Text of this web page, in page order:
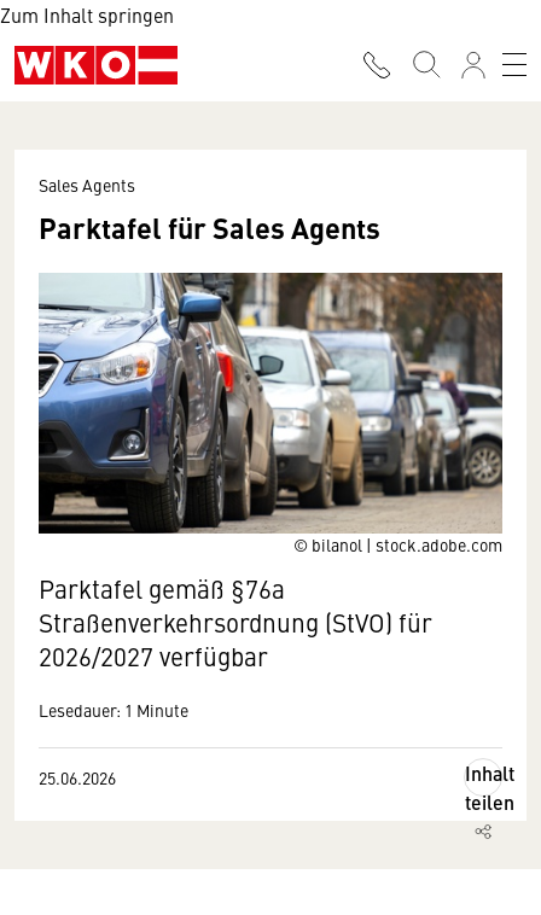
Zum Inhalt springen
© bilanol | stock.adobe.com
Sales Agents
Parktafel für Sales Agents
Parktafel gemäß §76a
Straßenverkehrsordnung (StVO) für
2026/2027 verfügbar
Lesedauer: 1 Minute
25.06.2026
Inhalt
teilen